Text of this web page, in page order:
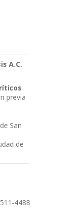
A.C.
previa
San
de
4488